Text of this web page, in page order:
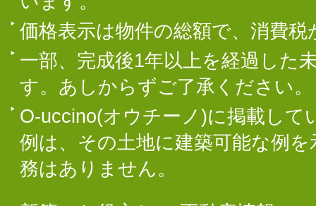
価格表示は物件の総額で、消費
一部、完成後1年以上を経過した
す。あしからずご了承ください。
O-uccino(オウチーノ)に掲載して
例は、その土地に建築可能な例
務はありません。